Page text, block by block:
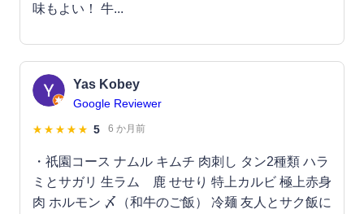
味もよい！ 牛...
Yas Kobey
Google Reviewer
5
6 か月前
・祇園コース ナムル キムチ 肉刺し タン2種類 ハラ
ミとサガリ 生ラム 鹿 せせり 特上カルビ 極上赤身
肉 ホルモン 〆（和牛のご飯） 冷麺 友人とサク飯に